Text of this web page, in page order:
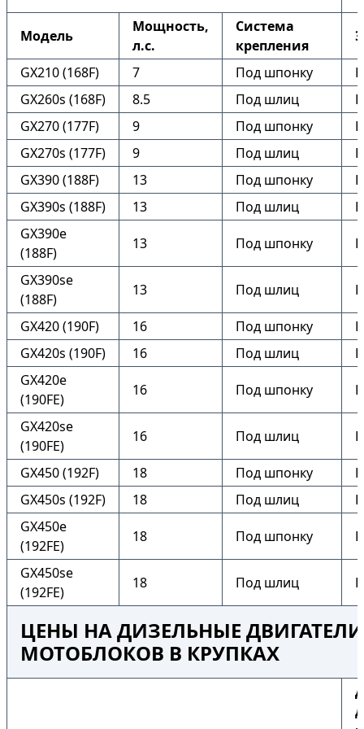
Модель
Мощность,
л.с.
Система
крепления
GX210 (168F) 7 Под шпонку
GX260s (168F)
8.5 Под шлиц
GX270 (177F)
9 Под шпонку
GX270s (177F)
9 Под шлиц
GX390 (188F)
13 Под шпонку
GX390s (188F)
13 Под шлиц
GX390e
(188F)
13 Под шпонку
GX390se
(188F)
13 Под шлиц
GX420 (190F) 16 Под шпонку
GX420s (190F)
16 Под шлиц
GX420e
(190FE)
16 Под шпонку
GX420se
(190FE)
16 Под шлиц
GX450 (192F) 18 Под шпонку
GX450s (192F)
18 Под шлиц
GX450e
(192FE)
18 Под шпонку
GX450se
(192FE)
18 Под шлиц
ЦЕНЫ НА ДИЗЕЛЬНЫЕ
МОТОБЛОКОВ В КРУПКАХ